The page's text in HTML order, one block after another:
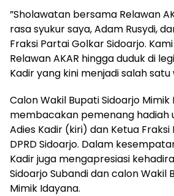
”Sholawatan bersama Relawan
rasa syukur saya, Adam Rusydi,
Fraksi Partai Golkar Sidoarjo.
Relawan AKAR hingga duduk di
Kadir yang kini menjadi salah satu
Calon Wakil Bupati Sidoarjo Mimik
membacakan pemenang hadiah
Adies Kadir (kiri) dan Ketua
DPRD Sidoarjo. Dalam
Kadir juga mengapresiasi
Sidoarjo Subandi dan calon Wakil
Mimik Idayana.